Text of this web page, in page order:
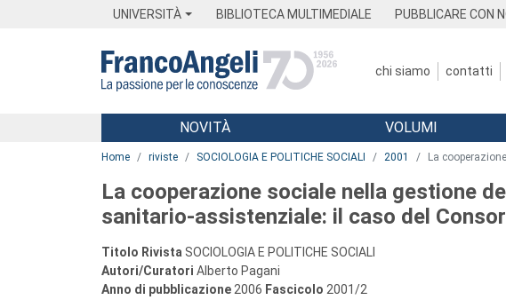
UNIVERSITÀ BIBLIOTECA MULTIMEDIALE PUBBLICARE CON
chi siamo contatti
Menu
NOVITÀ VOLUMI
Home riviste SOCIOLOGIA E POLITICHE SOCIALI 2001 La
La cooperazione sociale nella gestione
sanitario-assistenziale: il caso del
Titolo Rivista SOCIOLOGIA E POLITICHE SOCIALI
Autori/Curatori Alberto Pagani
Anno di pubblicazione 2006 Fascicolo 2001/2